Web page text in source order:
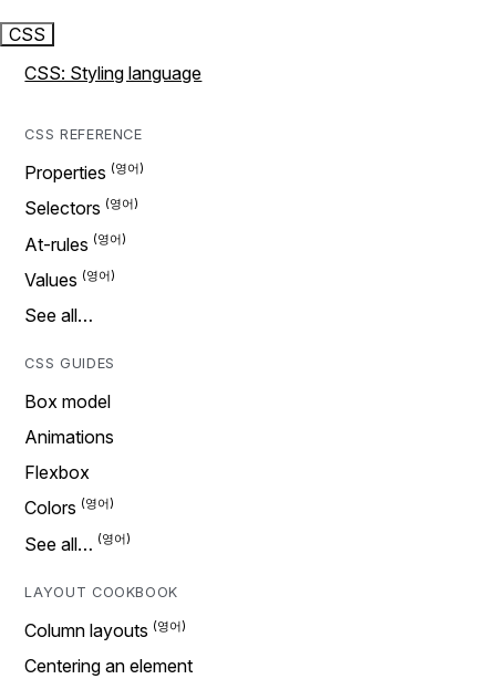
CSS
CSS: Styling language
CSS REFERENCE
Properties
Selectors
At-rules
Values
See all…
CSS GUIDES
Box model
Animations
Flexbox
Colors
See all…
LAYOUT COOKBOOK
Column layouts
Centering an element